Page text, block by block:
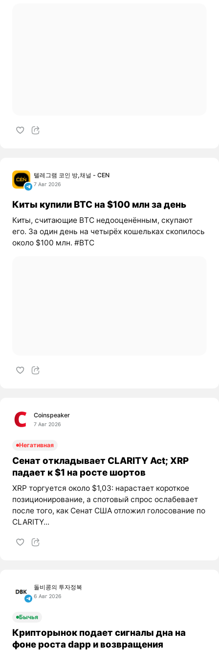
텔레그램 코인 방,채널 - CEN
7 Авг 2026
Киты купили BTC на $100 млн за день
Киты, считающие BTC недооценённым, скупают
его. За один день на четырёх кошельках скопилось
около $100 млн. #BTC
Coinspeaker
7 Авг 2026
Негативная
Сенат откладывает CLARITY Act; XRP
падает к $1 на росте шортов
XRP торгуется около $1,03: нарастает короткое
позиционирование, а спотовый спрос ослабевает
после того, как Сенат США отложил голосование по
CLARITY...
돌비콩의 투자정복
6 Авг 2026
Бычья
Крипторынок подает сигналы дна на
фоне роста dapp и возвращения